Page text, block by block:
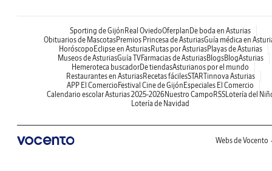
Sporting de Gijón Real OviedoOferplan De boda en Asturias
Obituarios de MascotasPremios Princesa de AsturiasGuía médica en
Horóscopo Eclipse en AsturiasRutas por AsturiasPlayas de Asturias
Museos de AsturiasGuía TVFarmacias de AsturiasBlogsBlogAsturias
Hemeroteca buscadorDe tiendasAsturianos por el mundo
Restaurantes en AsturiasRecetas fácilesSTARTinnova Asturias
APP El Comercio Festival Cine de Gijón Especiales El Comercio
Calendario escolar Asturias 2025-2026Nuestro Campo RSSLotería del
Lotería de Navidad
Webs de Vocento